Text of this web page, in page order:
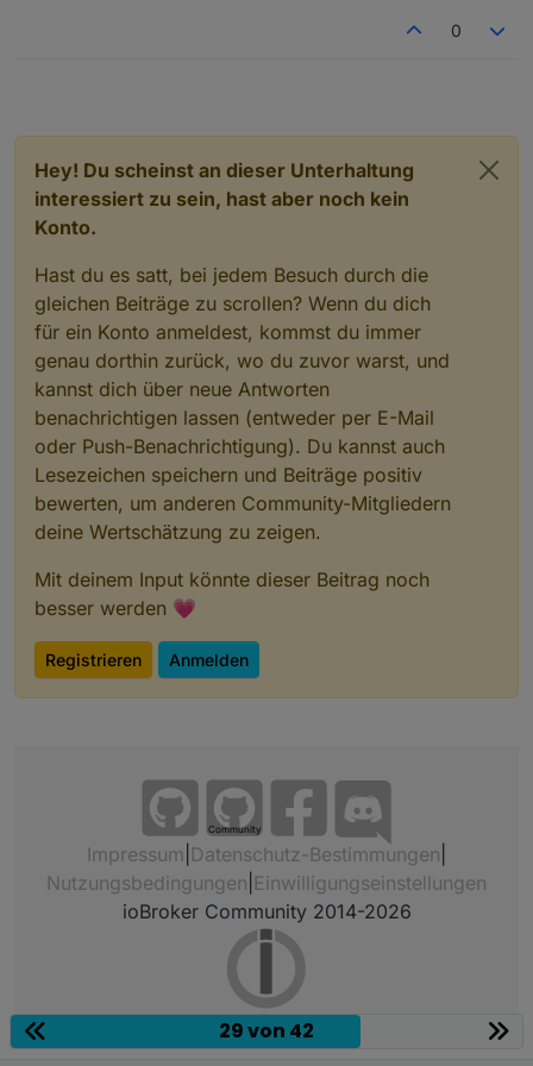
0
Hey! Du scheinst an dieser Unterhaltung
interessiert zu sein, hast aber noch kein
Konto.
Hast du es satt, bei jedem Besuch durch die
gleichen Beiträge zu scrollen? Wenn du dich
für ein Konto anmeldest, kommst du immer
genau dorthin zurück, wo du zuvor warst, und
kannst dich über neue Antworten
benachrichtigen lassen (entweder per E-Mail
oder Push-Benachrichtigung). Du kannst auch
Lesezeichen speichern und Beiträge positiv
bewerten, um anderen Community-Mitgliedern
deine Wertschätzung zu zeigen.
Mit deinem Input könnte dieser Beitrag noch
besser werden 💗
Registrieren Anmelden
Community
Impressum Datenschutz-Bestimmungen
Nutzungsbedingungen Einwilligungseinstellungen
ioBroker Community 2014-2026
29 von 42